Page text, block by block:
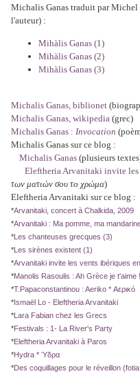
Michalis Ganas traduit par
l'auteur) :
Mihàlis Ganas (1)
Mihàlis Ganas (2)
Mihàlis Ganas (3)
Michalis Ganas, biblionet
Michalis Ganas, wikipedia (grec)
Michalis Ganas : Invocation
Michalis Ganas sur ce blog :
Michalis Ganas (plusieurs
Eleftheria Arvanitaki invite les
των ματιών σου το χρώμα)
Eleftheria Arvanitaki sur ce blog :
*Arvanitaki, concert à Chalkida, 2009
*Arvanitaki : Ma pomme, ma
*Les chanteuses grecques (3)
*Les sirènes existent (1)
*Arvanitaki invite les vents ibériques
*Manolis Rasoulis : Ah Grèce je t'aime !
*T.Papaconstantinou : Aeriko * Αερικό
*Ismaël Lo - Eleftheria Arvanitaki
*Lara Fabian chez les Grecs
*Festivals : 1- La River's Party
*Eleftheria Arvanitaki à Paros
*Hydra * Ύδρα
*Des coquillages pour le réveillon